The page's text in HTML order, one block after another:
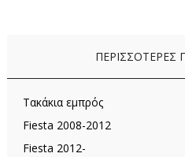
ΠΕΡΙΣΣΌΤΕΡΕΣ
Τακάκια εμπρός
Fiesta 2008-2012
Fiesta 2012-